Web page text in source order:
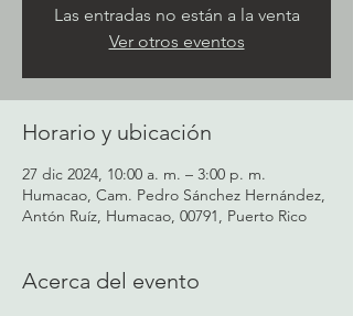
Las entradas no están a la venta
Ver otros eventos
Horario y ubicación
27 dic 2024, 10:00 a. m. – 3:00 p. m.
Humacao, Cam. Pedro Sánchez Hernández,
Antón Ruíz, Humacao, 00791, Puerto Rico
Acerca del evento